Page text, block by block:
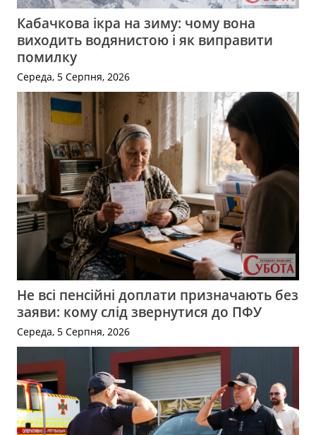
Кабачкова ікра на зиму: чому вона
виходить водянистою і як виправити
помилку
Середа, 5 Серпня, 2026
Не всі пенсійні доплати призначають без
заяви: кому слід звернутися до ПФУ
Середа, 5 Серпня, 2026